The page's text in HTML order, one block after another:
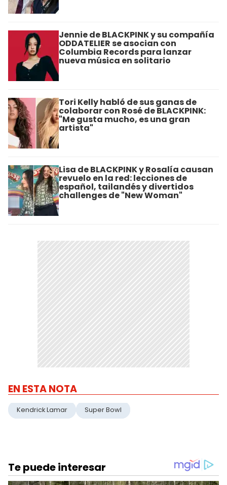
Jennie de BLACKPINK y su compañía
ODDATELIER se asocian con
Columbia Records para lanzar
nueva música en solitario
Tori Kelly habló de sus ganas de
colaborar con Rosé de BLACKPINK:
"Me gusta mucho, es una gran
artista"
Lisa de BLACKPINK y Rosalía causan
revuelo en la red: lecciones de
español, tailandés y divertidos
challenges de "New Woman"
EN ESTA NOTA
Kendrick Lamar Super Bowl